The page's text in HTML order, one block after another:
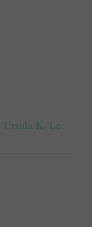
Ursula K. Le